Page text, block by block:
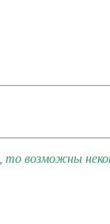
то возможны